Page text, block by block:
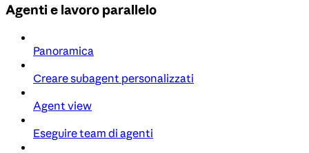
Agenti e lavoro parallelo
Panoramica
Creare subagent personalizzati
Agent view
Eseguire team di agenti